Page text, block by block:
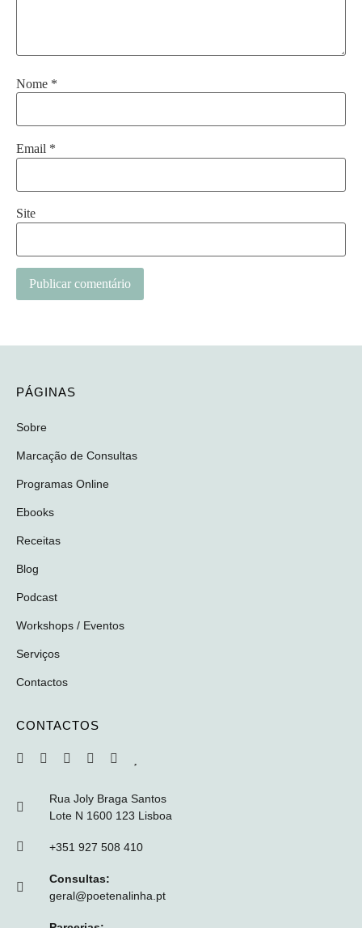
Nome *
Email *
Site
PÁGINAS
Sobre
Marcação de Consultas
Programas Online
Ebooks
Receitas
Blog
Podcast
Workshops / Eventos
Serviços
Contactos
CONTACTOS
Rua Joly Braga Santos
Lote N 1600 123 Lisboa
+351 927 508 410
Consultas:
geral@poetenalinha.pt